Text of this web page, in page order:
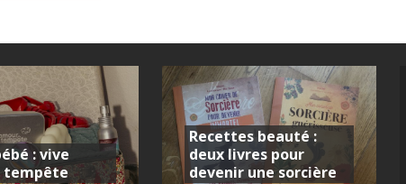
: vive
tempête
Recettes beauté :
deux livres pour
devenir une sorcière